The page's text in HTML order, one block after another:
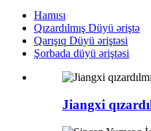
Hamısı
Qızardılmış Düyü əriştə
Qarışıq Düyü əriştəsi
Şorbada düyü əriştəsi
Jiangxi